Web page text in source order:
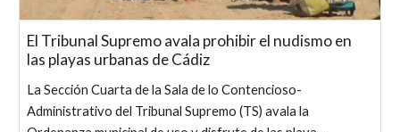
El Tribunal Supremo avala prohibir el nudismo en
las playas urbanas de Cádiz
La Sección Cuarta de la Sala de lo Contencioso-
Administrativo del Tribunal Supremo (TS) avala la